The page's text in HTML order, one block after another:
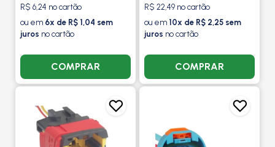
R$ 6,24 no cartão
ou em 6x de R$ 1,04 sem
juros no cartão
COMPRAR
R$ 22,49 no cartão
ou em 10x de R$ 2,25 sem
juros no cartão
COMPRAR